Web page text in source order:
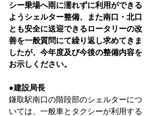
シー乗場へ雨に濡れずに利用ができる
ようシェルター整備、また南口・北口
とも安全に送迎できるロータリーの改
善を一般質問にて繰り返し求めてきま
したが、今年度及び今後の整備内容を
お示しください。
●建設局長
鎌取駅南口の階段部のシェルターにつ
いては、一般車とタクシーが利用する